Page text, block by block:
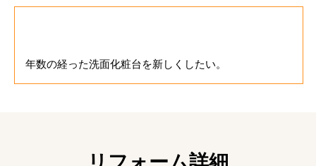
年数の経った洗面化粧台を新しくしたい。